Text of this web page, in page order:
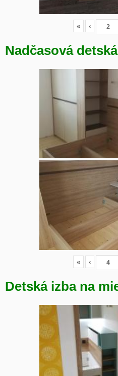
« ‹
Nadčasová
« ‹
Detská izba na